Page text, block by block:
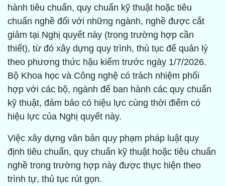
hành tiêu chuẩn, quy chuẩn kỹ thuật hoặc tiêu
chuẩn nghề đối với những ngành, nghề được cắt
giảm tại Nghị quyết này (trong trường hợp cần
thiết), từ đó xây dựng quy trình, thủ tục để quản lý
theo phương thức hậu kiểm trước ngày 1/7/2026.
Bộ Khoa học và Công nghệ có trách nhiệm phối
hợp với các bộ, ngành để ban hành các quy chuẩn
kỹ thuật, đảm bảo có hiệu lực cùng thời điểm có
hiệu lực của Nghị quyết này.
Việc xây dựng văn bản quy phạm pháp luật quy
định tiêu chuẩn, quy chuẩn kỹ thuật hoặc tiêu chuẩn
nghề trong trường hợp này được thực hiện theo
trình tự, thủ tục rút gọn.